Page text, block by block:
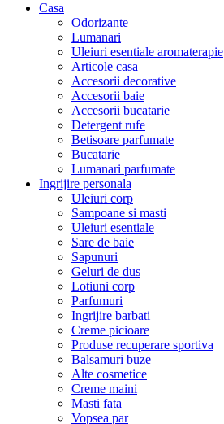
Casa
Odorizante
Lumanari
Uleiuri esentiale aromaterapie
Articole casa
Accesorii decorative
Accesorii baie
Accesorii bucatarie
Detergent rufe
Betisoare parfumate
Bucatarie
Lumanari parfumate
Ingrijire personala
Uleiuri corp
Sampoane si masti
Uleiuri esentiale
Sare de baie
Sapunuri
Geluri de dus
Lotiuni corp
Parfumuri
Ingrijire barbati
Creme picioare
Produse recuperare sportiva
Balsamuri buze
Alte cosmetice
Creme maini
Masti fata
Vopsea par